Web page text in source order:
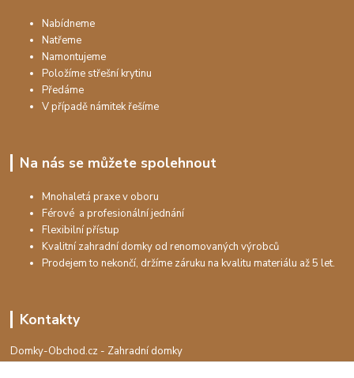
Nabídneme
Natřeme
Namontujeme
Položíme střešní krytinu
Předáme
V případě námitek řešíme
Na nás se můžete spolehnout
Mnohaletá praxe v oboru
Férové a profesionální jednání
Flexibilní přístup
Kvalitní zahradní domky od renomovaných výrobců
Prodejem to nekončí, držíme záruku na kvalitu materiálu až 5 let.
Kontakty
Domky-Obchod.cz - Zahradní domky
+420 730 501 925